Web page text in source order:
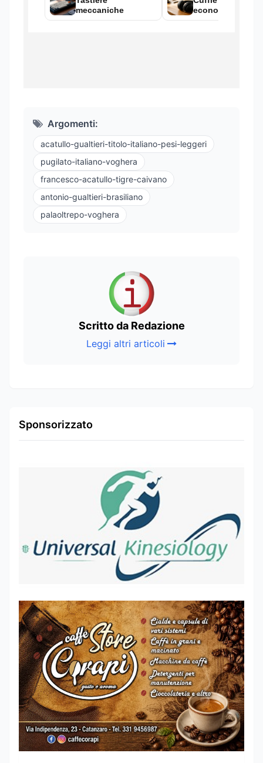
Argomenti:
acatullo-gualtieri-titolo-italiano-pesi-leggeri
pugilato-italiano-voghera
francesco-acatullo-tigre-caivano
antonio-gualtieri-brasiliano
palaoltrepo-voghera
Scritto da Redazione
Leggi altri articoli
Sponsorizzato